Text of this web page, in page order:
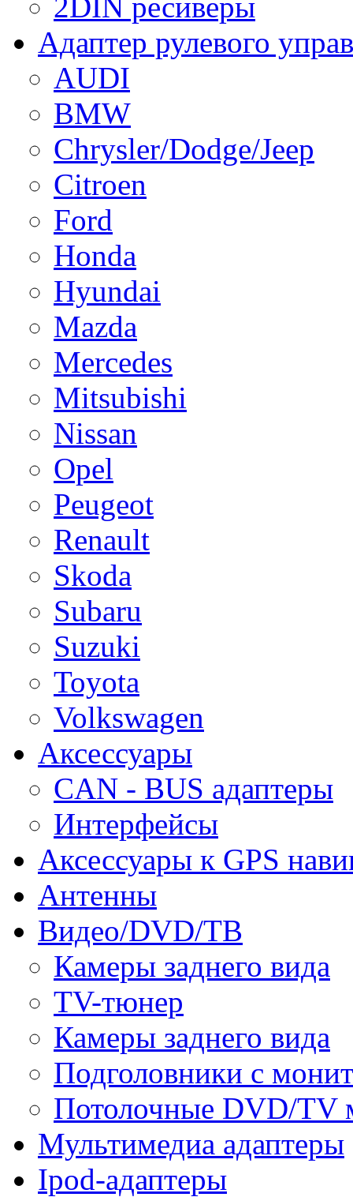
Адаптер рулевого
AUDI
BMW
Chrysler/Dodge/Jeep
Citroen
Ford
Honda
Hyundai
Mazda
Mercedes
Mitsubishi
Nissan
Opel
Peugeot
Renault
Skoda
Subaru
Suzuki
Toyota
Volkswagen
Аксессуары
CAN - BUS адаптеры
Интерфейсы
Аксессуары к GPS
Антенны
Видео/DVD/ТВ
Камеры заднего вида
TV-тюнер
Камеры заднего вида
Подголовники с
Потолочные DVD/TV
Мультимедиа адаптеры
Ipod-адаптеры